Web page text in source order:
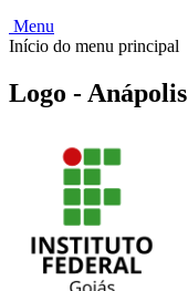
Menu
Início do menu principal
Logo - Anápolis